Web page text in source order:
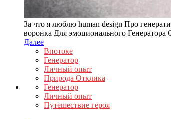
За что я люблю human design Про
воронка Для эмоционального Генератора
Далее
Впотоке
Генератор
Личный опыт
Природа Отклика
Генератор
Личный опыт
Путешествие героя